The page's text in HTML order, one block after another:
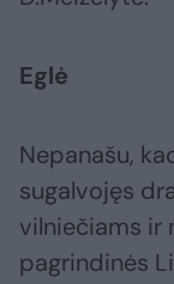
Eglė
Nepanašu,
sugalvojęs
vilniečiams ir
pagrindinės